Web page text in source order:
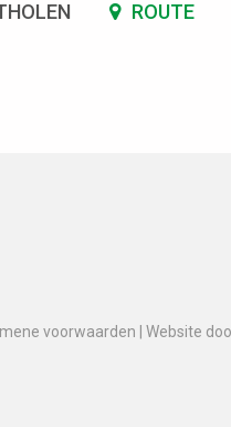
ROUTE
voorwaarden Website